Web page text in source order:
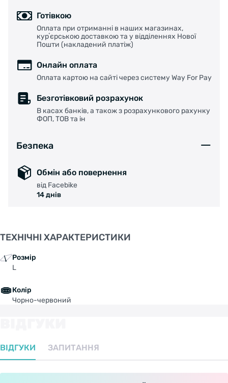
Готівкою
Оплата при отриманні в наших магазинах,
курʼєрською доставкою та у відділеннях Нової
Пошти (накладений платіж)
Онлайн оплата
Оплата картою на сайті через систему Way For Pay
Безготівковий розрахунок
В касах банків, а також з розрахункового рахунку
ФОП, ТОВ та ін
Безпека
Обмін або повернення
від Facebike
14 днів
ТЕХНІЧНІ ХАРАКТЕРИСТИКИ
Розмір
L
Колір
Чорно-червоний
ВІДГУКИ ЗАПИТАННЯ